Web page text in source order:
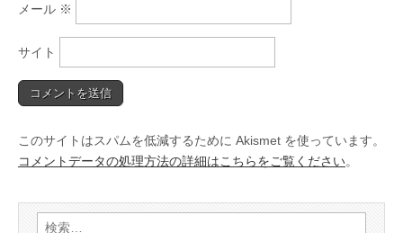
メール ※
サイト
このサイトはスパムを低減するために Akismet を使っています。
コメントデータの処理方法の詳細はこちらをご覧ください。
検